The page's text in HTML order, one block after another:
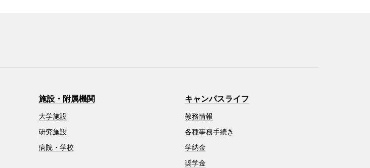
施設・附属機関
大学施設
研究施設
病院・学校
キャンパスライフ
教務情報
各種事務手続き
学納金
奨学金